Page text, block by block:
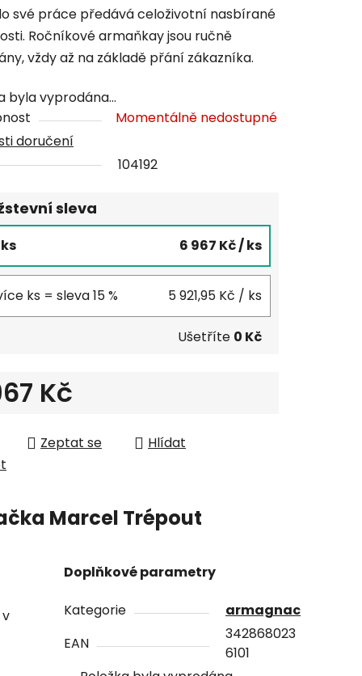
své práce předává celoživotní nasbírané
Ročníkové armaňkay jsou ručně
vždy až na základě přání zákazníka.
byla vyprodána…
Momentálně nedostupné
doručení
104192
sleva
6 967 Kč/ ks
ks = sleva 15 % 5 921,95 Kč / ks
Ušetříte 0 Kč
Kč
Zeptat se
Hlídat
Marcel Trépout
Doplňkové parametry
Kategorie
armagnac
EAN
342868023
6101